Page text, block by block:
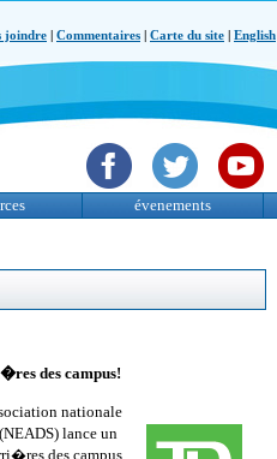
joindre Commentaires Carte du site English
évenements
des campus!
nationale
lance un
des campus